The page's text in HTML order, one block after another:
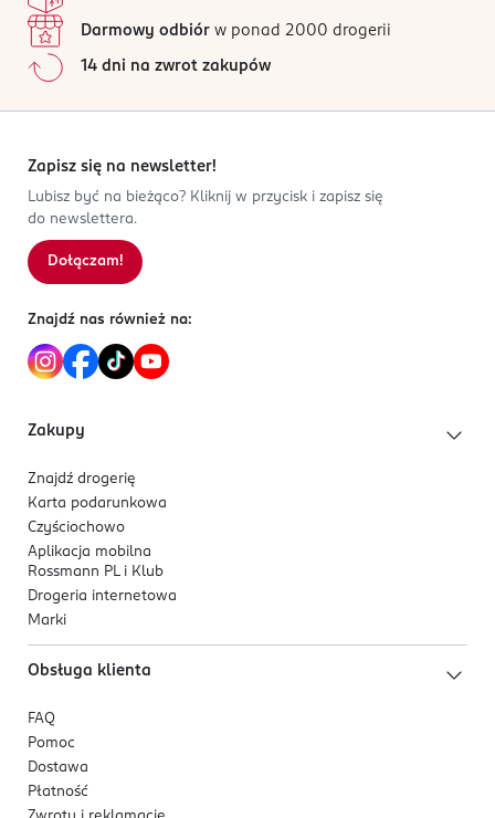
Darmowy odbiór w ponad 2000 drogerii
14 dni na zwrot zakupów
Zapisz się na newsletter!
Lubisz być na bieżąco? Kliknij w przycisk i zapisz się
do newslettera.
Dołączam!
Znajdź nas również na:
Zakupy
Znajdź drogerię
Karta podarunkowa
Czyściochowo
Aplikacja mobilna
Rossmann PL i Klub
Drogeria internetowa
Marki
Obsługa klienta
FAQ
Pomoc
Dostawa
Płatność